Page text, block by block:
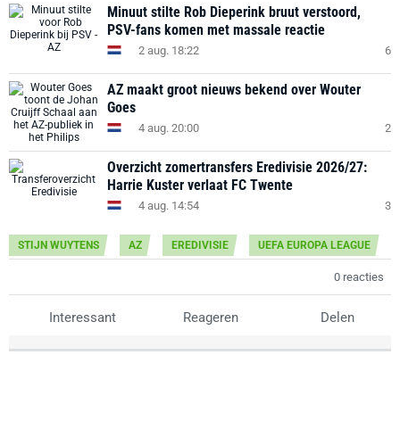
Minuut stilte Rob Dieperink bruut verstoord,
PSV-fans komen met massale reactie
2 aug. 18:22 6
AZ maakt groot nieuws bekend over Wouter
Goes
4 aug. 20:00 2
Overzicht zomertransfers Eredivisie 2026/27:
Harrie Kuster verlaat FC Twente
4 aug. 14:54 3
STIJN WUYTENS AZ EREDIVISIE UEFA EUROPA LEAGUE
0 reacties
Interessant Reageren Delen